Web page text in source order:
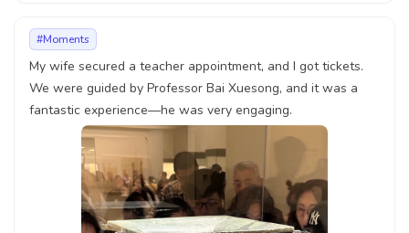
#Moments
My wife secured a teacher appointment, and I got tickets.
We were guided by Professor Bai Xuesong, and it was a
fantastic experience—he was very engaging.